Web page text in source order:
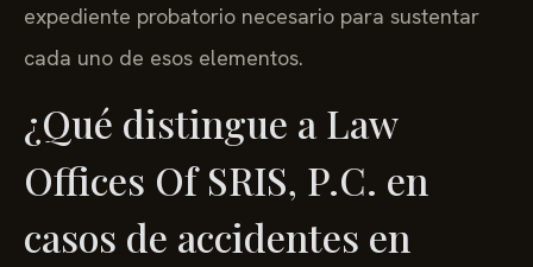
expediente probatorio necesario para sustentar
cada uno de esos elementos.
¿Qué distingue a Law
Offices Of SRIS, P.C. en
casos de accidentes en